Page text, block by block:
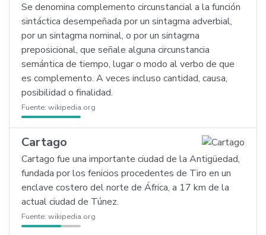
Se denomina complemento circunstancial a la función
sintáctica desempeñada por un sintagma adverbial,
por un sintagma nominal, o por un sintagma
preposicional, que señale alguna circunstancia
semántica de tiempo, lugar o modo al verbo de que
es complemento. A veces incluso cantidad, causa,
posibilidad o finalidad.
Fuente: wikipedia.org
Cartago
Cartago fue una importante ciudad de la Antigüedad,
fundada por los fenicios procedentes de Tiro en un
enclave costero del norte de África, a 17 km de la
actual ciudad de Túnez.
Fuente: wikipedia.org